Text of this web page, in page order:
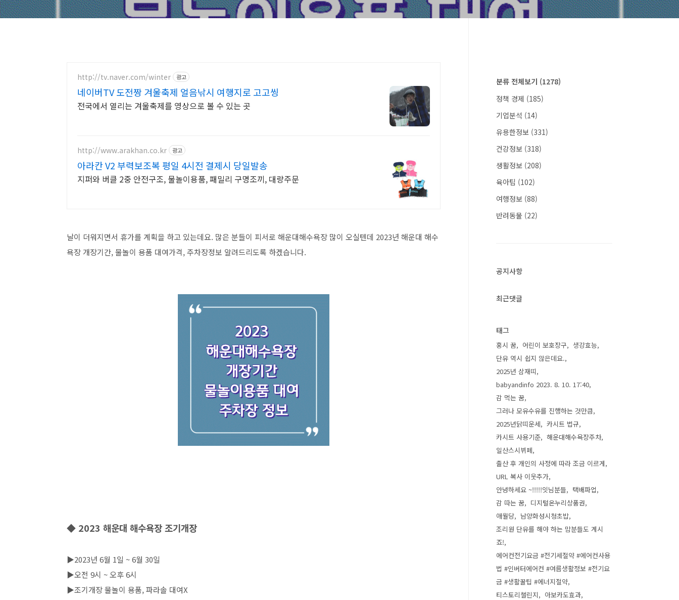
http://tv.naver.com/winter 광고
네이버TV 도전짱 겨울축제 얼음낚시 여행지로 고고씽
전국에서 열리는 겨울축제를 영상으로 볼 수 있는 곳
http://www.arakhan.co.kr 광고
아라칸 V2 부력보조복 평일 4시전 결제시 당일발송
지퍼와 버클 2중 안전구조, 물놀이용품, 패밀리 구명조끼, 대량주문
날이 더워지면서 휴가를 계획을 하고 있는데요. 많은 분들이 피서로 해운대해수욕장 많이 오실텐데 2023년 해운대 해수
욕장 개장기간, 물놀이 용품 대여가격, 주차장정보 알려드리도록 하겠습니다.
◆ 2023 해운대 해수욕장 조기개장
▶2023년 6월 1일 ~ 6월 30일
▶오전 9시 ~ 오후 6시
▶조기개장 물놀이 용품, 파라솔 대여X
분류 전체보기 (1278)
정책 경제 (185)
기업분석 (14)
유용한정보 (331)
건강정보 (318)
생활정보 (208)
육아팁 (102)
여행정보 (88)
반려동물 (22)
공지사항
최근댓글
태그
홍시 꿈 어린이 보호장구
생강효능
단유 역시 쉽지 않은데요.
2025년 삼재띠
babyandinfo 2023. 8. 10. 17:40
감 먹는 꿈
그러나 모유수유를 진행하는 것만큼
2025년닭띠운세
카시트 법규
카시트 사용기준
해운대해수욕장주차
일산스시뷔페
출산 후 개인의 사정에 따라 조금 이르게
URL 복사 이웃추가
안녕하세요 ~!!!!!잇님분들
택배파업
감 따는 꿈
디지털온누리상품권
애월당
남양화성시청초밥
조리원 단유를 해야 하는 맘분들도 계시
죠!
에어컨전기요금 #전기세절약 #에어컨사용
법 #인버터에어컨 #여름생활정보 #전기요
금 #생활꿀팁 #에너지절약
티스토리챌린지
아보카도효과